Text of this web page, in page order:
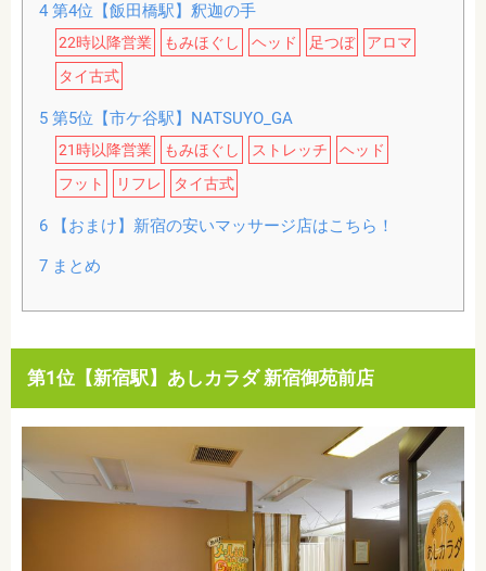
4第4位【飯田橋駅】釈迦の手
22時以降営業 もみほぐし ヘッド 足つぼ
アロマ
タイ古式
5第5位【市ケ谷駅】NATSUYO_GA
21時以降営業 もみほぐし ストレッチ
ヘッド
フット
リフレ タイ古式
6【おまけ】新宿の安いマッサージ店はこちら！
7まとめ
第1位【新宿駅】あしカラダ 新宿御苑前店